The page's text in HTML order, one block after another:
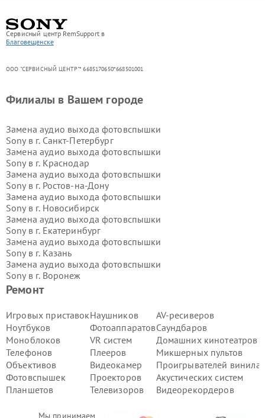
Сервисный центр RemSupport в
Благовещенске
ООО "СЕРВИСНЫЙ ЦЕНТР"* 6685170650*668501001
Мы принимаем
Ремонт
Игровых приставок
Ноутбуков
Моноблоков
Телефонов
Объективов
Фотовспышек
Планшетов
Наушников
Фотоаппаратов
VR систем
Плееров
Видеокамер
Проекторов
Телевизоров
AV-ресиверов
Саундбаров
Домашних кинотеатров
Микшерных пультов
Проигрывателей винила
Акустических систем
Видеорекордеров
Филиалы в Вашем городе
Замена аудио выхода фотовспышки
Sony в г. Санкт-Петербург
Замена аудио выхода фотовспышки
Sony в г. Краснодар
Замена аудио выхода фотовспышки
Sony в г. Ростов-на-Дону
Замена аудио выхода фотовспышки
Sony в г. Новосибирск
Замена аудио выхода фотовспышки
Sony в г. Екатеринбург
Замена аудио выхода фотовспышки
Sony в г. Казань
Замена аудио выхода фотовспышки
Sony в г. Воронеж
Замена аудио выхода фотовспышки
Sony в г.Волгоград
Sony в г.Самара
Замена аудио выхода фотовспышки
Sony в г.Пермь
Замена аудио выхода фотовспышки
Sony в г.Красноярск
Замена аудио выхода фотовспышки
Sony в г.Ижевск
Замена аудио выхода фотовспышки
Sony в г. Челябинск